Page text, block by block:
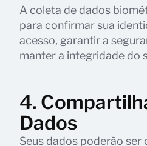
A coleta de dados
para confirmar sua
acesso, garantir a
manter a integridade do
4.
Dados
Seus dados poderão